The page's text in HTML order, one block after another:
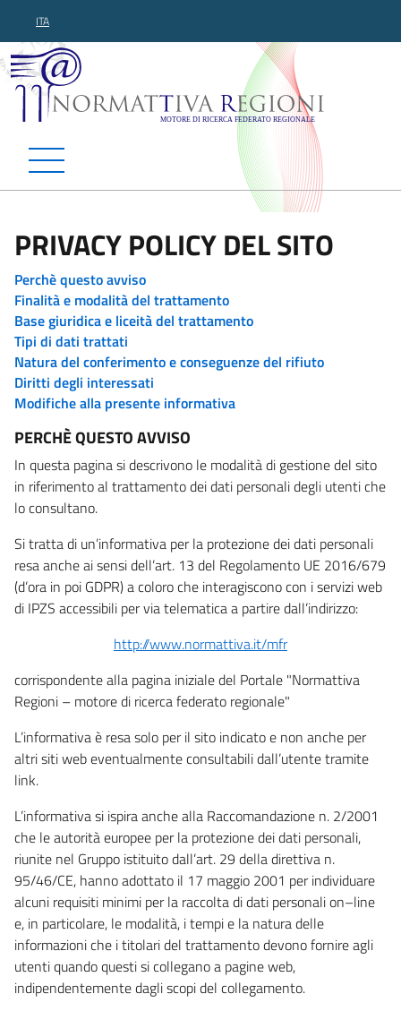
ITA
Normattiva Regioni -
PRIVACY POLICY DEL SITO
Perchè questo avviso
Finalità e modalità del trattamento
Base giuridica e liceità del trattamento
Tipi di dati trattati
Natura del conferimento e conseguenze del rifiuto
Diritti degli interessati
Modifiche alla presente informativa
PERCHÈ QUESTO AVVISO
In questa pagina si descrivono le modalità di gestione del sito
in riferimento al trattamento dei dati personali degli utenti che
lo consultano.
Si tratta di un’informativa per la protezione dei dati personali
resa anche ai sensi dell’art. 13 del Regolamento UE 2016/679
(d’ora in poi GDPR) a coloro che interagiscono con i servizi web
di IPZS accessibili per via telematica a partire dall’indirizzo:
http://www.normattiva.it/mfr
corrispondente alla pagina iniziale del Portale "Normattiva
Regioni – motore di ricerca federato regionale"
L’informativa è resa solo per il sito indicato e non anche per
altri siti web eventualmente consultabili dall’utente tramite
link.
L’informativa si ispira anche alla Raccomandazione n. 2/2001
che le autorità europee per la protezione dei dati personali,
riunite nel Gruppo istituito dall’art. 29 della direttiva n.
95/46/CE, hanno adottato il 17 maggio 2001 per individuare
alcuni requisiti minimi per la raccolta di dati personali on–line
e, in particolare, le modalità, i tempi e la natura delle
informazioni che i titolari del trattamento devono fornire agli
utenti quando questi si collegano a pagine web,
indipendentemente dagli scopi del collegamento.